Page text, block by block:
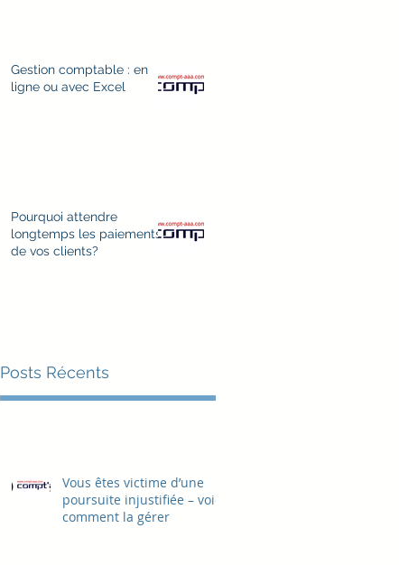
Gestion comptable : en
ligne ou avec Excel
Pourquoi attendre
longtemps les paiements
de vos clients?
Posts Récents
Vous êtes victime d’une
poursuite injustifiée – voici
comment la gérer